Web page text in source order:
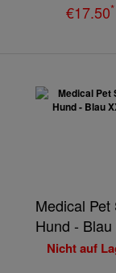
€17.50*
Medical Pet
Hund - Blau
Nicht auf